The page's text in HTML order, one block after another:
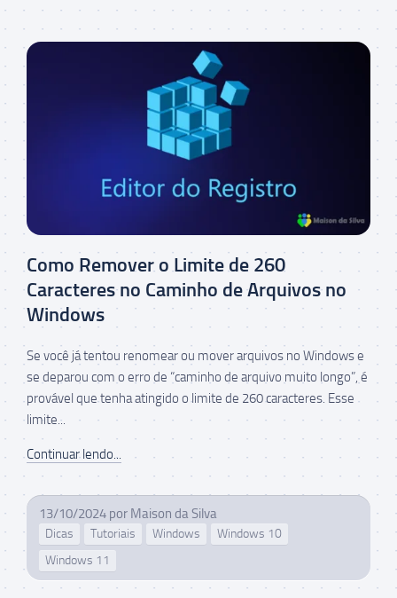
Como Remover o Limite de 260
Caracteres no Caminho de Arquivos no
Windows
Se você já tentou renomear ou mover arquivos no Windows e
se deparou com o erro de “caminho de arquivo muito longo”, é
provável que tenha atingido o limite de 260 caracteres. Esse
limite...
Continuar lendo...
13/10/2024 por Maison da Silva
Dicas Tutoriais Windows
Windows 10
Windows 11